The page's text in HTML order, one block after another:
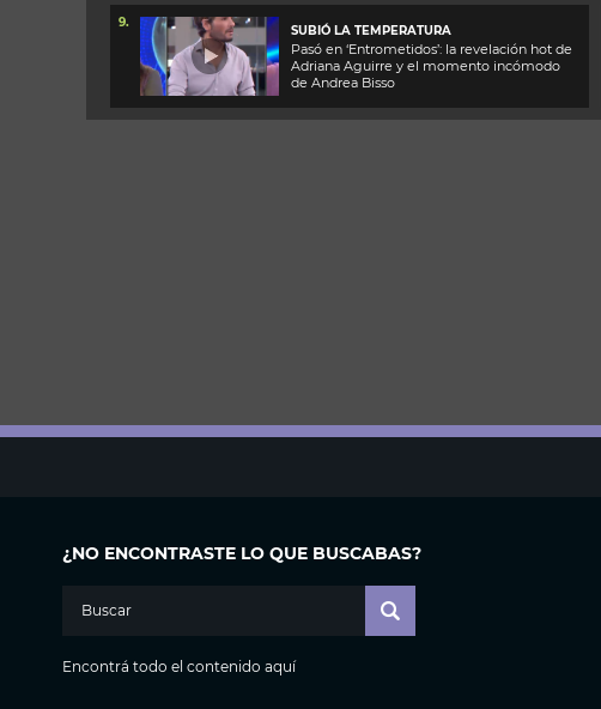
9.
SUBIÓ LA TEMPERATURA
Pasó en ‘Entrometidos’: la revelación hot de
Adriana Aguirre y el momento incómodo
de Andrea Bisso
¿NO ENCONTRASTE LO QUE BUSCABAS?
Encontrá todo el contenido aquí